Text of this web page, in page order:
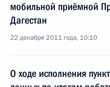
мобильной приёмной
Дагестан
22 декабря 2011 года, 10:10
О ходе исполнения